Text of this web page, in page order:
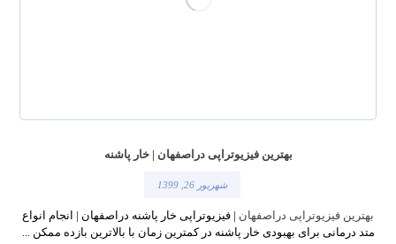
بهترین فیزیوتراپی دراصفهان | خار پاشنه
شهریور 26, 1399
بهترین فیزیوتراپی دراصفهان | فیزیوتراپی خار پاشنه دراصفهان | انجام انواع
متد درمانی برای بهبودی خار پاشنه در کمترین زمان با بالاترین بازده ممکن ...